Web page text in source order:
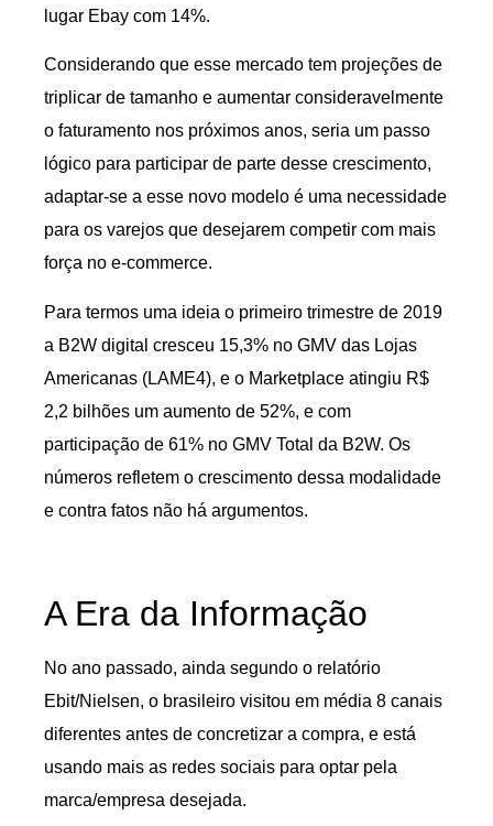
lugar Ebay com 14%.
Considerando que esse mercado tem projeções de
triplicar de tamanho e aumentar consideravelmente
o faturamento nos próximos anos, seria um passo
lógico para participar de parte desse crescimento,
adaptar-se a esse novo modelo é uma necessidade
para os varejos que desejarem competir com mais
força no e-commerce.
Para termos uma ideia o primeiro trimestre de 2019
a B2W digital cresceu 15,3% no GMV das Lojas
Americanas (LAME4), e o Marketplace atingiu R$
2,2 bilhões um aumento de 52%, e com
participação de 61% no GMV Total da B2W. Os
números refletem o crescimento dessa modalidade
e contra fatos não há argumentos.
A Era da Informação
No ano passado, ainda segundo o relatório
Ebit/Nielsen, o brasileiro visitou em média 8 canais
diferentes antes de concretizar a compra, e está
usando mais as redes sociais para optar pela
marca/empresa desejada.